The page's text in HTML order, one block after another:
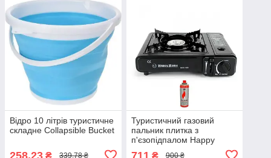
Відро 10 літрів туристичне
складне Collapsible Bucket
258,23 ₴ 339,78 ₴
Туристичний газовий
пальник плитка з
п'єзопідпалом Happy
Home BDZ-155A + 1 балон
711 ₴ 900 ₴